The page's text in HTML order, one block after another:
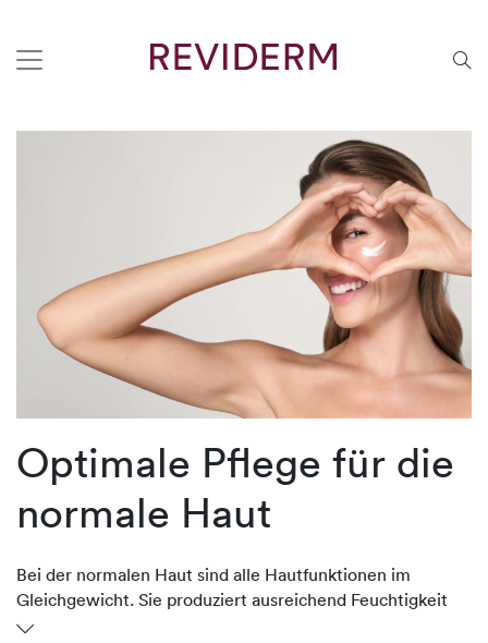
Optimale Pflege für die
normale Haut
Bei der normalen Haut sind alle Hautfunktionen im
Gleichgewicht. Sie produziert ausreichend Feuchtigkeit
und schützende Lipide, ist geschmeidig und glatt. Sie ist